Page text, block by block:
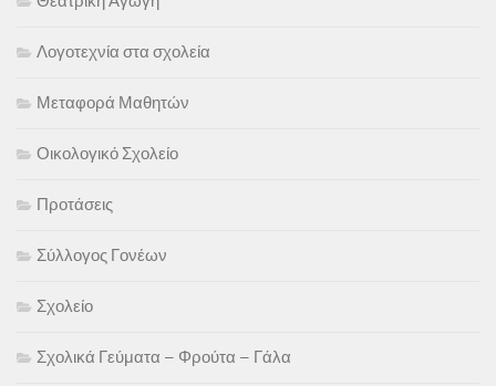
Λογοτεχνία στα σχολεία
Μεταφορά Μαθητών
Οικολογικό Σχολείο
Προτάσεις
Σύλλογος Γονέων
Σχολείο
Σχολικά Γεύματα – Φρούτα – Γάλα